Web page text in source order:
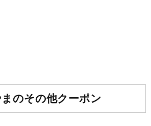
のその他クーポン